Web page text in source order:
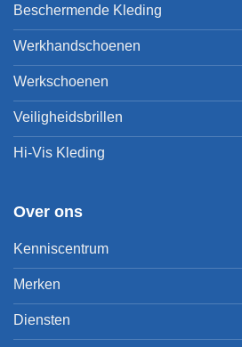
Beschermende Kleding
Werkhandschoenen
Werkschoenen
Veiligheidsbrillen
Hi-Vis Kleding
Over ons
Kenniscentrum
Merken
Diensten